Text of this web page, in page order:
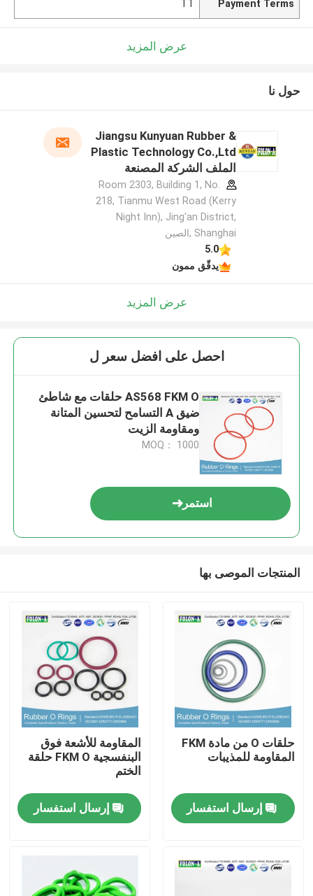
منزل
Payment Terms
TT
عرض المزيد
حول نا
Jiangsu Kunyuan Rubber &
Plastic Technology Co.,Ltd
الملف الشركة المصنعة
Room 2303, Building 1, No.
218, Tianmu West Road (Kerry
Night Inn), Jing'an District,
Shanghai ,الصين
5.0
يدقّق ممون
عرض المزيد
احصل على افضل سعر ل
AS568 FKM O حلقات مع شاطئ
ضيق A التسامح لتحسين المتانة
ومقاومة الزيت
MOQ： 1000
استمر
المنتجات الموصى بها
حلقات O من مادة FKM
المقاومة للمذيبات
إرسال استفسار
المقاومة للأشعة فوق
البنفسجية FKM O حلقة
الختم
إرسال استفسار